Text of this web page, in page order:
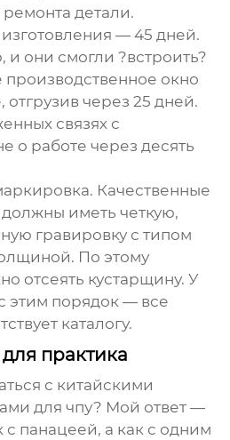
детали.
— 45 дней.
они смогли ?встроить?
производственное окно
отгрузив через 25 дней.
связях с
о работе через десять
Качественные
должны иметь четкую,
гравировку с типом
По этому
отсеять кустарщину. У
этим порядок — все
каталогу.
практика
с китайскими
для чпу? Мой ответ —
с панацеей, а как с одним